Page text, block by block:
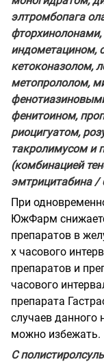
элтромбопага
индометацином,
кетоконазолом,
метопрололом,
фенитоином,
риоцигуатом,
такролимусом и
(комбинацией
эмтрицитабина /
При
ЮжФарм
препаратов в
х часового
препаратов и
часового
препарата
случаев данного
можно избежать.
С